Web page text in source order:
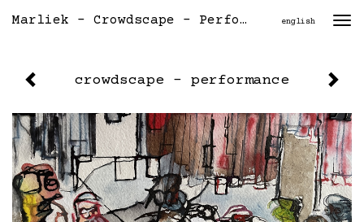
Marliek - Crowdscape - Performance english
crowdscape - performance